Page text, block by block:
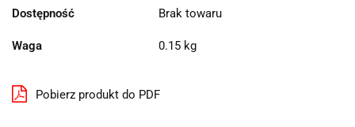
Dostępność Brak towaru
Waga 0.15 kg
Pobierz produkt do PDF